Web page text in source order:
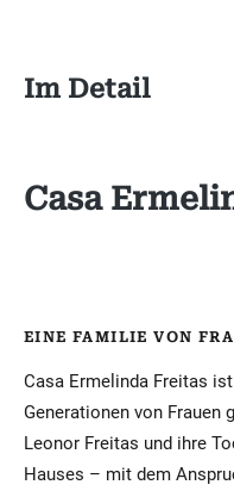
Im Detail
Casa
EINE FAMILIE VON
Casa Ermelinda Freitas
Generationen von Frauen
Leonor Freitas und ihre
Hauses – mit dem